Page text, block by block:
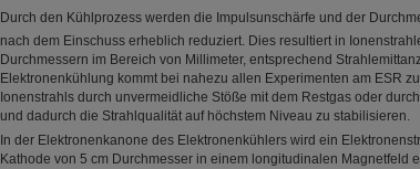
Durch den Kühlprozess werden die Impulsunschärfe und der
nach dem Einschuss erheblich reduziert. Dies resultiert in
Durchmessern im Bereich von Millimeter, entsprechend
Elektronenkühlung kommt bei nahezu allen Experimenten am ESR
Ionenstrahls durch unvermeidliche Stöße mit dem Restgas oder
und dadurch die Strahlqualität auf höchstem Niveau zu stabilisieren.
In der Elektronenkanone des Elektronenkühlers wird ein
Kathode von 5 cm Durchmesser in einem longitudinalen Magnetfeld